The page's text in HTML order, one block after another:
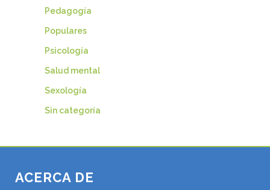
Pedagogía
Populares
Psicología
Salud mental
Sexología
Sin categoría
ACERCA DE